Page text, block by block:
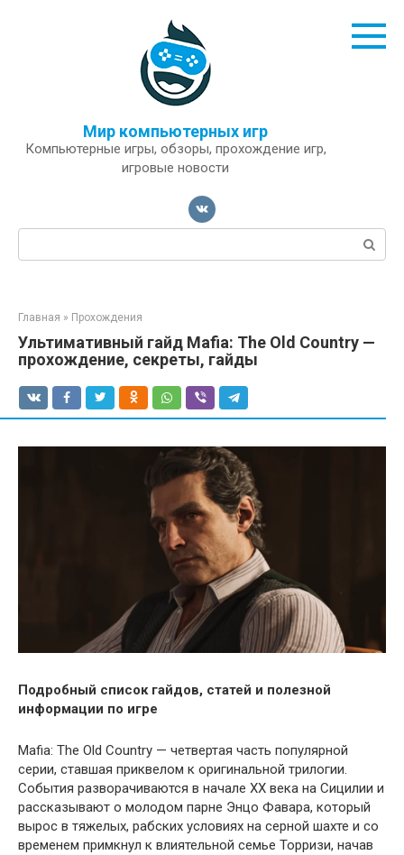
Мир компьютерных игр
Компьютерные игры, обзоры, прохождение игр,
игровые новости
Поиск:
Главная » Прохождения
Ультимативный гайд Mafia: The Old Country —
прохождение, секреты, гайды
Подробный список гайдов, статей и полезной
информации по игре
Mafia: The Old Country — четвертая часть популярной
серии, ставшая приквелом к оригинальной трилогии.
События разворачиваются в начале XX века на Сицилии и
рассказывают о молодом парне Энцо Фавара, который
вырос в тяжелых, рабских условиях на серной шахте и со
временем примкнул к влиятельной семье Торризи, начав